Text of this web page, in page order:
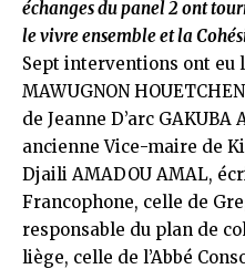
échanges du panel 2 ont
le vivre ensemble et la
Sept interventions ont eu
MAWUGNON
de Jeanne D’arc
ancienne Vice-maire de
Djaili AMADOU AMAL,
Francophone, celle de
responsable du plan de
liège, celle de l’Abbé